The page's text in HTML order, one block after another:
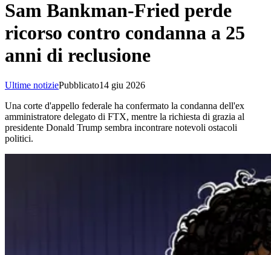
Sam Bankman-Fried perde
ricorso contro condanna a 25
anni di reclusione
Ultime notiziePubblicato14 giu 2026
Una corte d'appello federale ha confermato la condanna dell'ex
amministratore delegato di FTX, mentre la richiesta di grazia al
presidente Donald Trump sembra incontrare notevoli ostacoli
politici.